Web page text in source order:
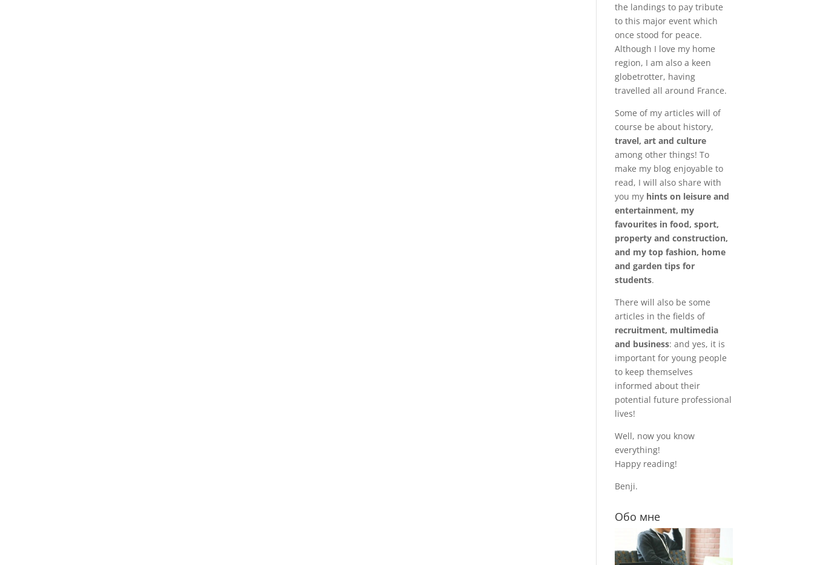
the landings to pay tribute
to this major event which
once stood for peace.
Although I love my home
region, I am also a keen
globetrotter, having
travelled all around France.
Some of my articles will of
course be about history,
travel, art and culture
among other things! To
make my blog enjoyable to
read, I will also share with
you my hints on leisure and
entertainment, my
favourites in food, sport,
property and construction,
and my top fashion, home
and garden tips for
students.
There will also be some
articles in the fields of
recruitment, multimedia
and business: and yes, it is
important for young people
to keep themselves
informed about their
potential future professional
lives!
Well, now you know
everything!
Happy reading!
Benji.
Обо мне